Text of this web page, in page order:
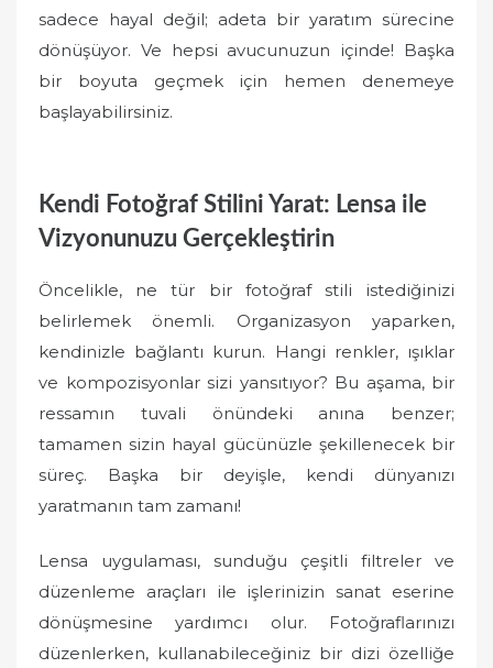
sadece hayal değil; adeta bir yaratım sürecine
dönüşüyor. Ve hepsi avucunuzun içinde! Başka
bir boyuta geçmek için hemen denemeye
başlayabilirsiniz.
Kendi Fotoğraf Stilini Yarat: Lensa ile
Vizyonunuzu Gerçekleştirin
Öncelikle, ne tür bir fotoğraf stili istediğinizi
belirlemek önemli. Organizasyon yaparken,
kendinizle bağlantı kurun. Hangi renkler, ışıklar
ve kompozisyonlar sizi yansıtıyor? Bu aşama, bir
ressamın tuvali önündeki anına benzer;
tamamen sizin hayal gücünüzle şekillenecek bir
süreç. Başka bir deyişle, kendi dünyanızı
yaratmanın tam zamanı!
Lensa uygulaması, sunduğu çeşitli filtreler ve
düzenleme araçları ile işlerinizin sanat eserine
dönüşmesine yardımcı olur. Fotoğraflarınızı
düzenlerken, kullanabileceğiniz bir dizi özelliğe